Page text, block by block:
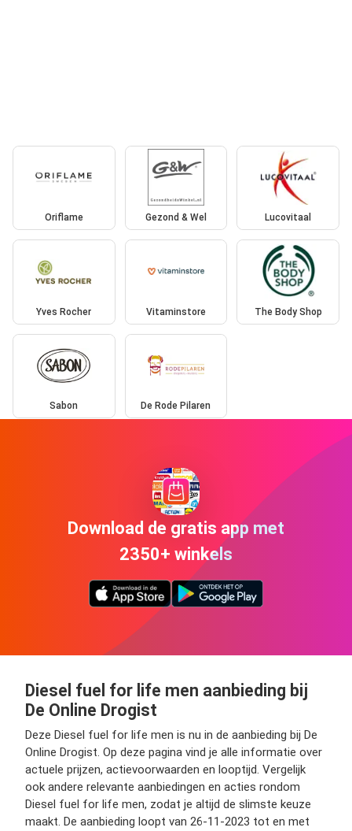
Oriflame Gezond & Wel Lucovitaal
Yves Rocher Vitaminstore The Body Shop
Sabon De Rode Pilaren
Download de gratis app met
2350+ winkels
Diesel fuel for life men aanbieding bij
De Online Drogist
Deze Diesel fuel for life men is nu in de aanbieding bij De
Online Drogist. Op deze pagina vind je alle informatie over
actuele prijzen, actievoorwaarden en looptijd. Vergelijk
ook andere relevante aanbiedingen en acties rondom
Diesel fuel for life men, zodat je altijd de slimste keuze
maakt. De aanbieding loopt van 26-11-2023 tot en met